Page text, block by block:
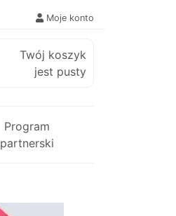
Moje konto
Twój koszyk
jest pusty
Program
partnerski